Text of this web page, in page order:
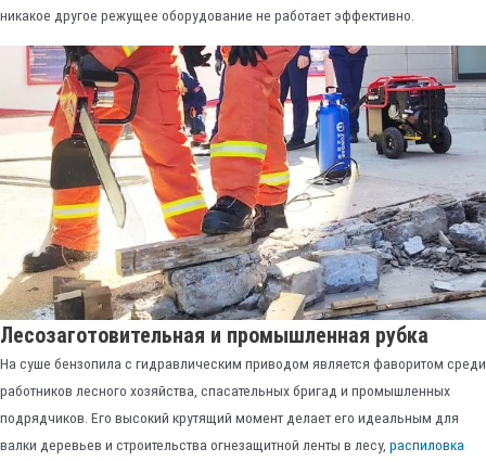
никакое другое режущее оборудование не работает эффективно.
Лесозаготовительная и промышленная рубка
На суше бензопила с гидравлическим приводом является фаворитом среди
работников лесного хозяйства, спасательных бригад и промышленных
подрядчиков. Его высокий крутящий момент делает его идеальным для
валки деревьев и строительства огнезащитной ленты в лесу, распиловка